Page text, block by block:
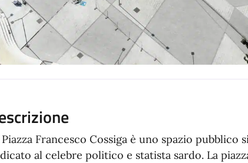
Piazza Francesco Cossiga è uno spazio pubblico
al celebre politico e statista sardo. La